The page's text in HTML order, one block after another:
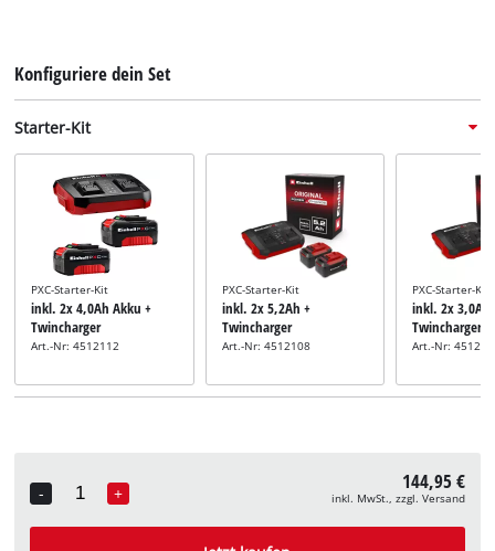
Konfiguriere dein Set
Starter-Kit
PXC-Starter-Kit
inkl. 2x 4,0Ah Akku +
Twincharger
Art.-Nr: 4512112
PXC-Starter-Kit
inkl. 2x 5,2Ah +
Twincharger
Art.-Nr: 4512108
PXC-Starter-Kit
inkl. 2x 3,0Ah
Twincharger
Art.-Nr:
-
Quantity
+ 144,95 €
inkl. MwSt., zzgl. Versand